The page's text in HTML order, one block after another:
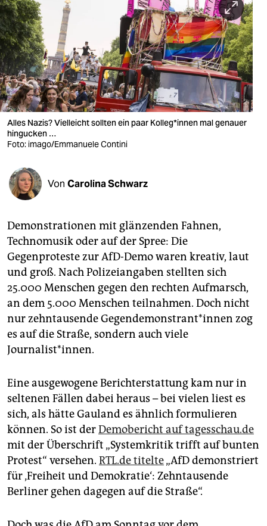
sport
berlin
nord
wahrheit
verlag
verlag
shop
fragen & hilfe
unterstützen
abo
genossenschaft
epaper login
Alles Nazis? Vielleicht sollten ein paar Kolleg*innen mal genauer
hingucken …
Foto: imago/Emmanuele Contini
Von Carolina Schwarz
Demonstrationen mit glänzenden Fahnen,
Technomusik oder auf der Spree: Die
Gegenproteste zur AfD-Demo waren kreativ, laut
und groß. Nach Polizeiangaben stellten sich
25.000 Menschen gegen den rechten Aufmarsch,
an dem 5.000 Menschen teilnahmen. Doch nicht
nur zehntausende Gegendemonstrant*innen zog
es auf die Straße, sondern auch viele
Journalist*innen.
Eine ausgewogene Berichterstattung kam nur in
seltenen Fällen dabei heraus – bei vielen liest es
sich, als hätte Gauland es ähnlich formulieren
können. So ist derDemobericht auftagesschau.de
mit der Überschrift „Systemkritik trifft auf bunten
Protest“ versehen. RTL.de titelte„AfD demonstriert
für ‚Freiheit und Demokratie‘: Zehntausende
Berliner gehen dagegen auf die Straße“.